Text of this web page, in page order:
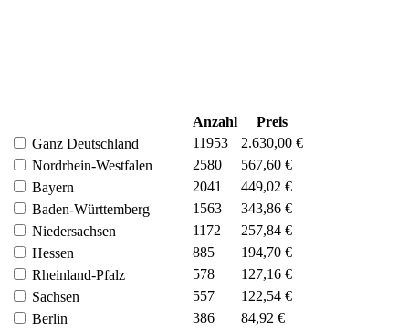
Anzahl
Preis
Ganz Deutschland
11953
2.630,00 €
Nordrhein-Westfalen
2580
567,60 €
Bayern
2041
449,02 €
Baden-Württemberg
1563
343,86 €
Niedersachsen
1172
257,84 €
Hessen
885
194,70 €
Rheinland-Pfalz
578
127,16 €
Sachsen
557
122,54 €
Berlin
386
84,92 €